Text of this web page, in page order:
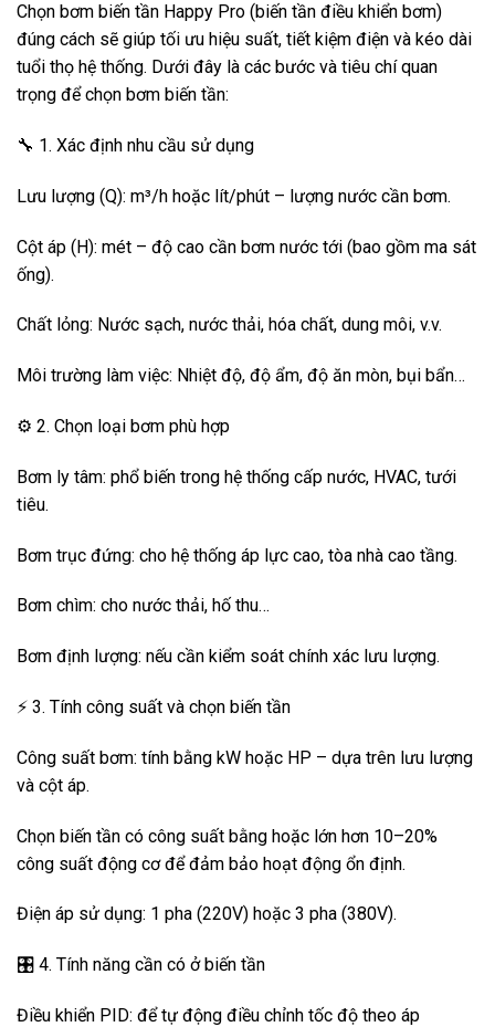
Chọn bơm biến tần Happy Pro (biến tần điều khiển bơm)
đúng cách sẽ giúp tối ưu hiệu suất, tiết kiệm điện và kéo dài
tuổi thọ hệ thống. Dưới đây là các bước và tiêu chí quan
trọng để chọn bơm biến tần:
🔧 1. Xác định nhu cầu sử dụng
Lưu lượng (Q): m³/h hoặc lít/phút – lượng nước cần bơm.
Cột áp (H): mét – độ cao cần bơm nước tới (bao gồm ma sát
ống).
Chất lỏng: Nước sạch, nước thải, hóa chất, dung môi, v.v.
Môi trường làm việc: Nhiệt độ, độ ẩm, độ ăn mòn, bụi bẩn…
⚙️ 2. Chọn loại bơm phù hợp
Bơm ly tâm: phổ biến trong hệ thống cấp nước, HVAC, tưới
tiêu.
Bơm trục đứng: cho hệ thống áp lực cao, tòa nhà cao tầng.
Bơm chìm: cho nước thải, hố thu…
Bơm định lượng: nếu cần kiểm soát chính xác lưu lượng.
⚡ 3. Tính công suất và chọn biến tần
Công suất bơm: tính bằng kW hoặc HP – dựa trên lưu lượng
và cột áp.
Chọn biến tần có công suất bằng hoặc lớn hơn 10–20%
công suất động cơ để đảm bảo hoạt động ổn định.
Điện áp sử dụng: 1 pha (220V) hoặc 3 pha (380V).
🎛️ 4. Tính năng cần có ở biến tần
Điều khiển PID: để tự động điều chỉnh tốc độ theo áp